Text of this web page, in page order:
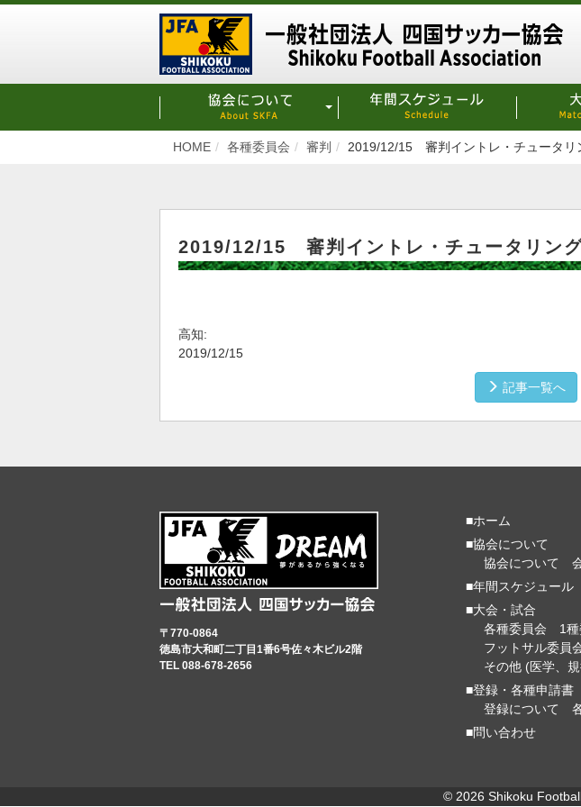
HOME 各種委員会 審判 2019/12/15 審判イントレ・チュータ
2019/12/15 審判イントレ・チュータリン
高知:
2019/12/15
記事一覧へ
■ホーム
■協会について
協会について
■年間スケジュール
■大会・試合
各種委員会
1
フットサル委員
その他 (医学、
■登録・各種申請書
登録について
■問い合わせ
〒770-0864
徳島市大和町二丁目1番6号佐々木ビル2階
TEL 088-678-2656
© 2026 Shikoku